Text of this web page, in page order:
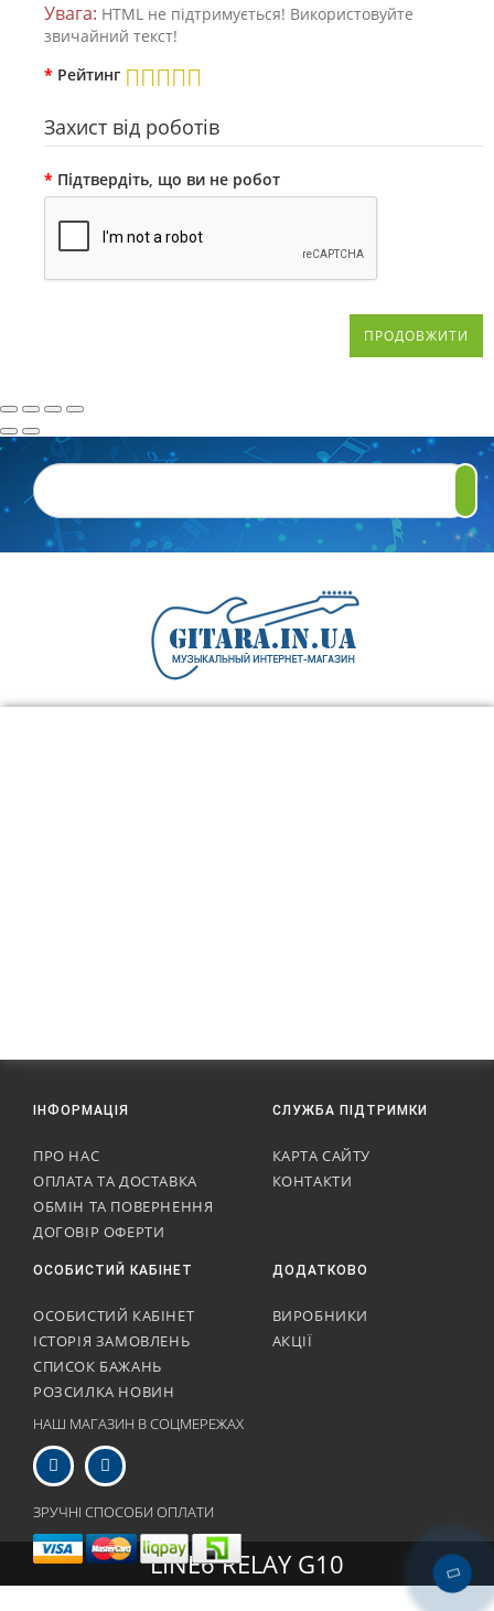
Увага: HTML не підтримується! Використовуйте
звичайний текст!
Рейтинг
Захист від роботів
Підтвердіть, що ви не робот
ПРОДОВЖИТИ
LINE6 RELAY G10
ІНФОРМАЦІЯ
ПРО НАС
ОПЛАТА ТА ДОСТАВКА
ОБМІН ТА ПОВЕРНЕННЯ
ДОГОВІР ОФЕРТИ
СЛУЖБА ПІДТРИМКИ
КАРТА САЙТУ
КОНТАКТИ
ОСОБИСТИЙ КАБІНЕТ
ОСОБИСТИЙ КАБІНЕТ
ІСТОРІЯ ЗАМОВЛЕНЬ
СПИСОК БАЖАНЬ
РОЗСИЛКА НОВИН
ДОДАТКОВО
ВИРОБНИКИ
АКЦІЇ
НАШ МАГАЗИН В СОЦМЕРЕЖАХ
ЗРУЧНІ СПОСОБИ ОПЛАТИ